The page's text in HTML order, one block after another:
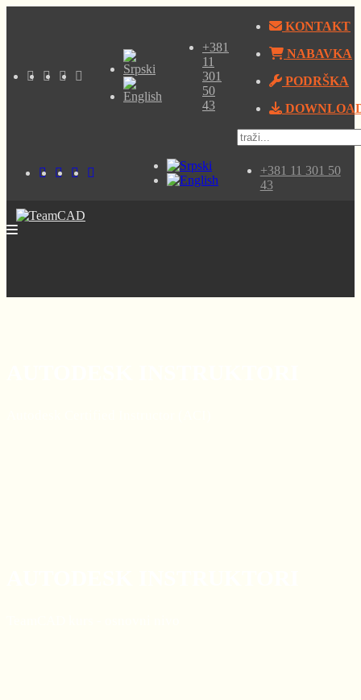
+381
11
301
50
43
KONTAKT
NABAVKA
PODRŠKA
+381 11 301 50
43